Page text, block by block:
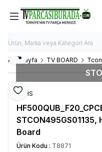
Ana Sayfa TV BOARD
Favoriye Ekle
Paylaş
RoHS
STCON495GS01135,
Board
Ürün Kodu : T8871